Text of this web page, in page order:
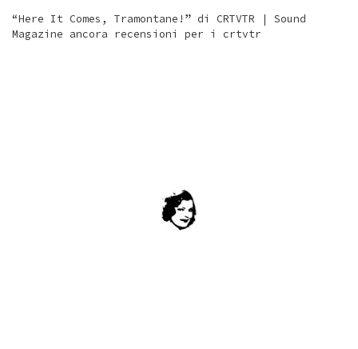
“Here It Comes, Tramontane!” di CRTVTR | Sound
Magazine ancora recensioni per i crtvtr